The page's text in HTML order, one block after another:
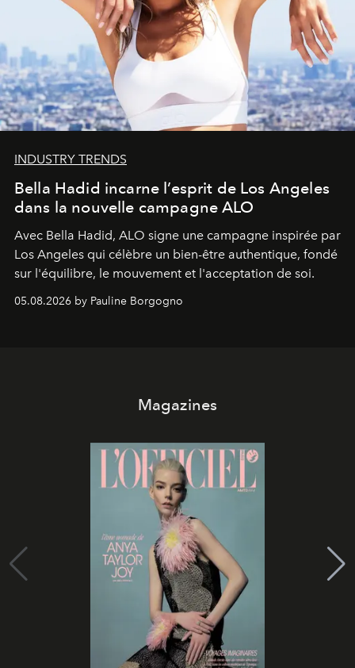
INDUSTRY TRENDS
Bella Hadid incarne l’esprit de Los Angeles
dans la nouvelle campagne ALO
Avec Bella Hadid, ALO signe une campagne inspirée par
Los Angeles qui célèbre un bien-être authentique, fondé
sur l'équilibre, le mouvement et l'acceptation de soi.
05.08.2026 by Pauline Borgogno
Magazines